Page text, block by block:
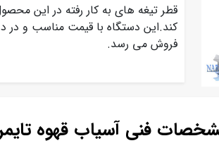
کند.این دستگاه با قیمت مناسب و در
فروش می رسد.
فنی آسیاب قهوه